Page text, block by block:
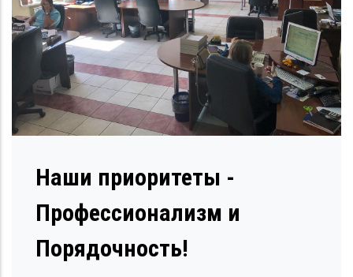
Наши приоритеты -
Профессионализм и
Порядочность!